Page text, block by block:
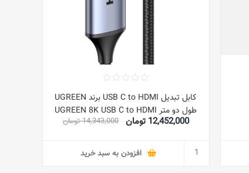
کابل تبدیل USB C to HDMI برند UGREEN
طول دو متر UGREEN 8K USB C to HDMI
Cable
2.1 Type C Thunderbolt 3 Adapter
12,452,000 تومان 14,343,000 تومان
افزودن به سبد خرید